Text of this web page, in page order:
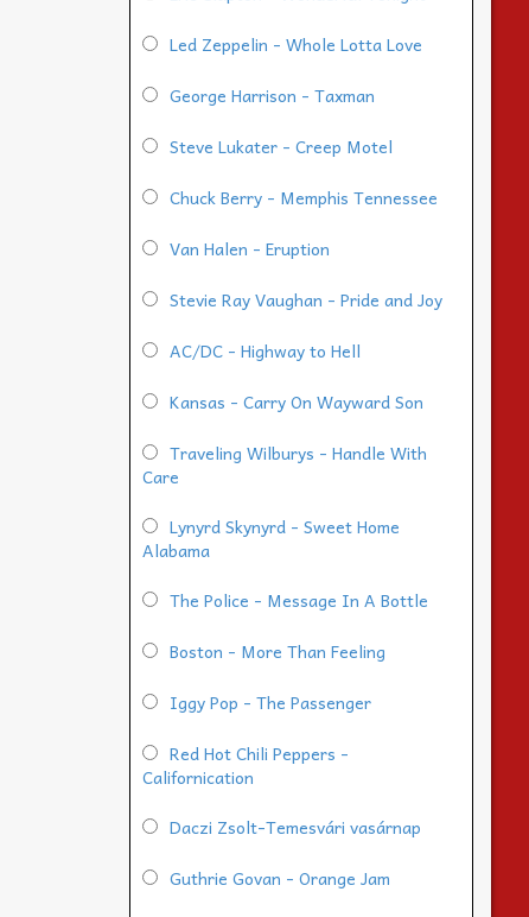
Led Zeppelin - Whole Lotta Love
George Harrison - Taxman
Steve Lukater - Creep Motel
Chuck Berry - Memphis Tennessee
Van Halen - Eruption
Stevie Ray Vaughan - Pride and Joy
AC/DC - Highway to Hell
Kansas - Carry On Wayward Son
Traveling Wilburys - Handle With
Care
Lynyrd Skynyrd - Sweet Home
Alabama
The Police - Message In A Bottle
Boston - More Than Feeling
Iggy Pop - The Passenger
Red Hot Chili Peppers -
Californication
Daczi Zsolt-Temesvári vasárnap
Guthrie Govan - Orange Jam